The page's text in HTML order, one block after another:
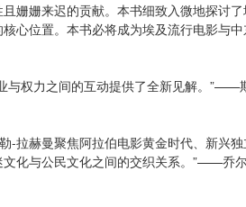
姗姗来迟的贡献。本书细致入微地探讨
心位置。本书必将成为埃及流行电影与
与权力之间的互动提供了全新见解。”——
-拉赫曼聚焦阿拉伯电影黄金时代、新兴
化与公民文化之间的交织关系。”——乔